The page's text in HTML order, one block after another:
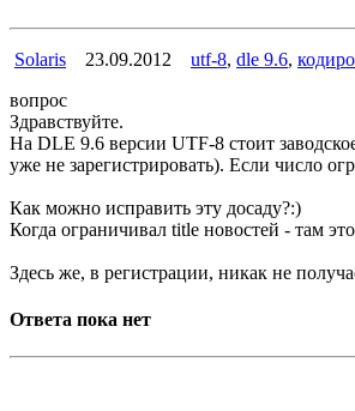
Solaris 23.09.2012 utf-8, dle 9.6,
вопрос
Здравствуйте.
На DLE 9.6 версии UTF-8 стоит
уже не зарегистрировать). Если число
Как можно исправить эту досаду?:)
Когда ограничивал title новостей - там
Здесь же, в регистрации, никак не
Ответа пока нет